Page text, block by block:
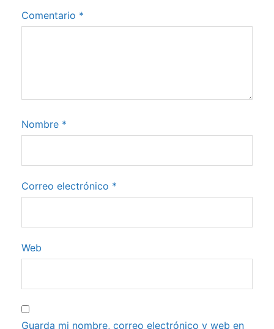
Comentario *
Nombre *
Correo electrónico *
Web
Guarda mi nombre, correo electrónico y web en